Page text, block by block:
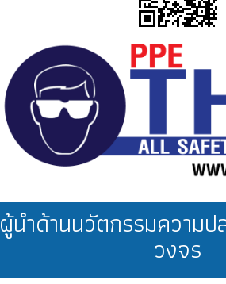
นำด้านนวัตกรรมความ
วงจร